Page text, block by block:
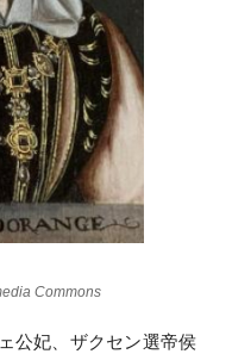
Commons
公妃、ザクセン選帝侯